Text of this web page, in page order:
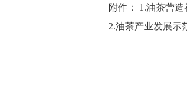
附件： 1.油茶营
2.油茶产业发展示